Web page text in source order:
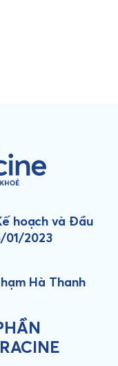
hoạch và Đầu
01/2023
Hà Thanh